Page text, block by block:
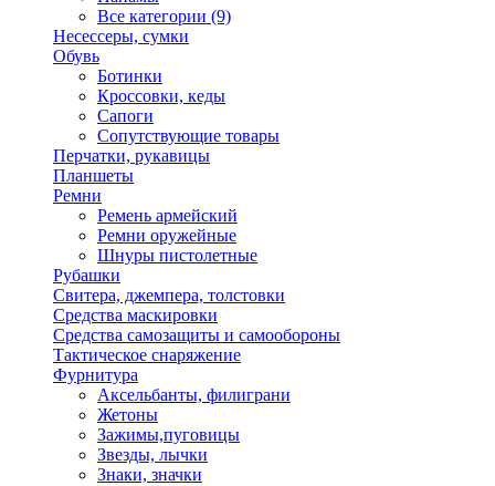
Все категории (9)
Несессеры, сумки
Обувь
Ботинки
Кроссовки, кеды
Сапоги
Сопутствующие товары
Перчатки, рукавицы
Планшеты
Ремни
Ремень армейский
Ремни оружейные
Шнуры пистолетные
Рубашки
Свитера, джемпера, толстовки
Средства маскировки
Средства самозащиты и самообороны
Тактическое снаряжение
Фурнитура
Аксельбанты, филиграни
Жетоны
Зажимы,пуговицы
Звезды, лычки
Знаки, значки